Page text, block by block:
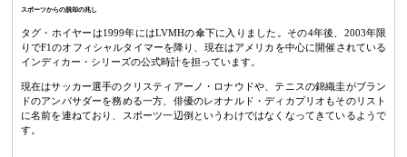
スポーツからの脱却の兆し
タグ・ホイヤーは1999年にはLVMHの傘下に入りました。その4年後、2003年限
りでF1のオフィシャルタイマーを降り、現在はアメリカを中心に開催されている
インディカー・シリーズの公式時計を担っています。
現在はサッカー選手のクリスティアーノ・ロナウドや、テニスの錦織圭がブラン
ドのアンバサダーを務める一方、俳優のレオナルド・ディカプリオもそのリスト
に名前を連ねており、スポーツ一辺倒というわけではなくなってきているようで
す。